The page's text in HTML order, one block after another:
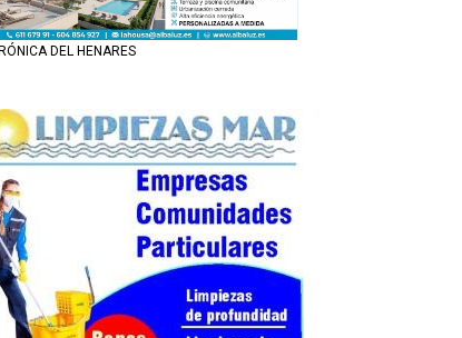
DEL HENARES